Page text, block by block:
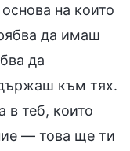
на които
да имаш
да
към тях.
в теб, които
— това ще ти